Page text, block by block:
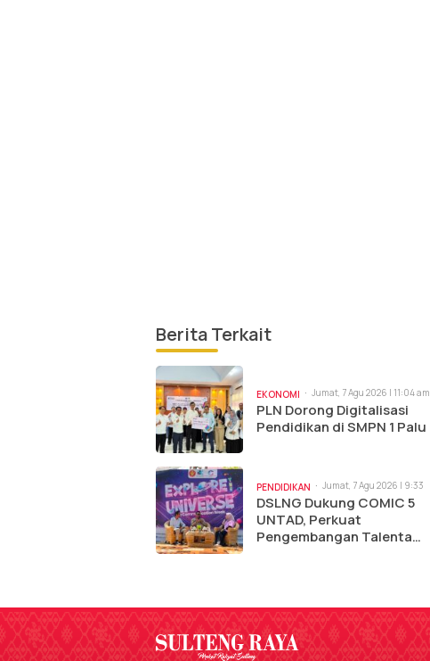
Berita Terkait
EKONOMI Jumat, 7 Agu 2026 | 11:04 am
PLN Dorong Digitalisasi
Pendidikan di SMPN 1 Palu
PENDIDIKAN
Jumat, 7 Agu 2026 | 9:33
am
DSLNG Dukung COMIC 5
UNTAD, Perkuat
Pengembangan Talenta